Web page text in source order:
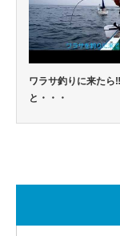
ワラサ釣りに来たら
と・・・